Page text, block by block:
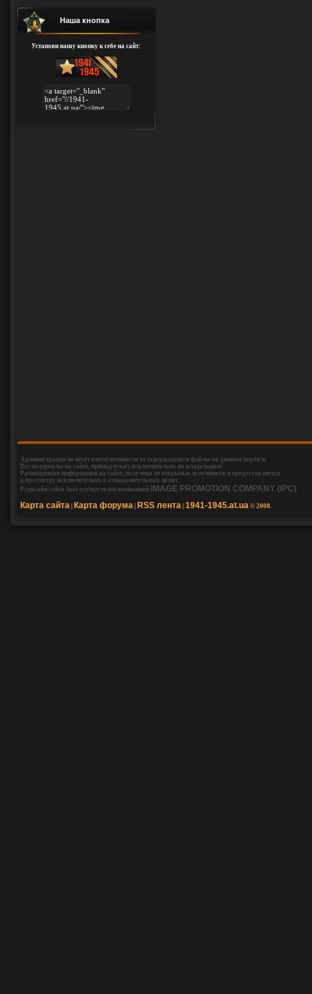
Наша кнопка
Установи нашу кнопку к себе на сайт:
Администрация не несёт ответственности за содержащиеся файлы на данном портале.
Все материалы на сайте, принадлежат, исключительно их владельцам!
Размещенная информация на сайте, получена из открытых источников и предоставляется
к просмотру исключительно в ознакомительных целях.
Редизайн сайта был осуществлен компанией
IMAGE PROMOTION COMPANY (IPC)
Карта сайта Карта форума RSS лента 1941-1945.at.ua © 2008.